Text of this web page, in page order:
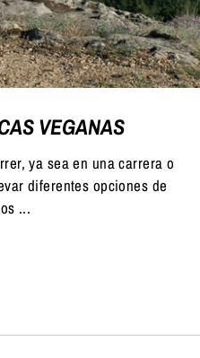
VEGANAS
ya sea en una carrera o
diferentes opciones de
...